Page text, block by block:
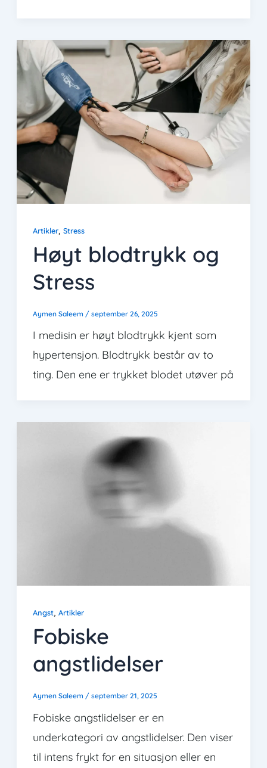
Artikler, Stress
Høyt blodtrykk og
Stress
Aymen Saleem / september 26, 2025
I medisin er høyt blodtrykk kjent som
hypertensjon. Blodtrykk består av to
ting. Den ene er trykket blodet utøver på
Angst, Artikler
Fobiske
angstlidelser
Aymen Saleem / september 21, 2025
Fobiske angstlidelser er en
underkategori av angstlidelser. Den viser
til intens frykt for en situasjon eller en